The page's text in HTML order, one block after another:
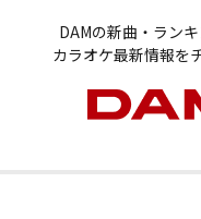
DAMの新曲・ラン
カラオケ最新情報を